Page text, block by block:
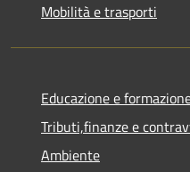
Mobilità e trasporti
Educazione e
Tributi,finanze e
Ambiente